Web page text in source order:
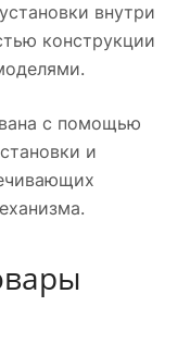
внутри
конструкции
с помощью
и